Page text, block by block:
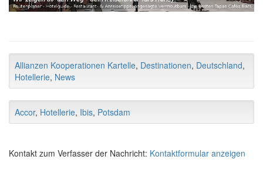
Allianzen Kooperationen Kartelle, Destinationen, Deutschland,
Hotellerie, News
Accor, Hotellerie, Ibis, Potsdam
Kontakt zum Verfasser der Nachricht: Kontaktformular anzeigen